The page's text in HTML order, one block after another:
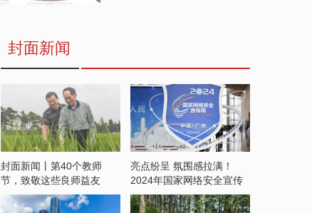
封面新闻
封面新闻丨第40个教师
节，致敬这些良师益友
亮点纷呈 氛围感拉满！
2024年国家网络安全宣传
周开启